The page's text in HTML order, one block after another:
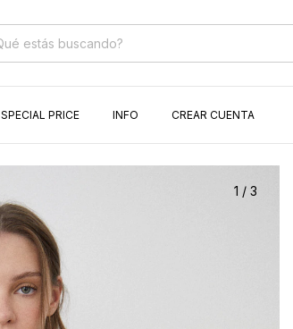
SPECIAL PRICE INFO CREAR CUENTA
1 / 3